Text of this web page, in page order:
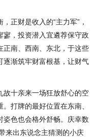
正财是收入的“主力军”，
寥，投资潜入宜遴荐保守政
正南、西南、东北，于这些
逐渐筑牢财富根基，让财气
故十亲来一场狂放舒心的空
打牌的最好位置在东南、
姿色也会格外舒畅。庆幸数
来出东说念主猜测的小庆